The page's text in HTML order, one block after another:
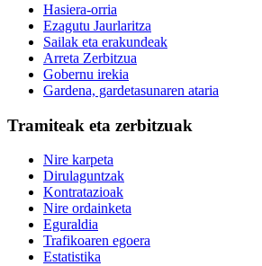
Hasiera-orria
Ezagutu Jaurlaritza
Sailak eta erakundeak
Arreta Zerbitzua
Gobernu irekia
Gardena, gardetasunaren ataria
Tramiteak eta zerbitzuak
Nire karpeta
Dirulaguntzak
Kontratazioak
Nire ordainketa
Eguraldia
Trafikoaren egoera
Estatistika